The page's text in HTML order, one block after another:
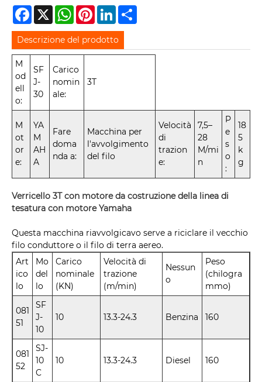
Facebook
X WhatsAppPinterestLinkedIn
Descrizione del prodotto
M
od
ell
o:
SF
J-
30
Carico
nomin
ale:
3T
M
ot
or
e:
YA
M
AH
A
Fare
doma
nda a:
Macchina per
l'avvolgimento
del filo
Velocità
di
trazion
e:
7,5–
28
M/mi
n
P
e
s
o
:
18
5
k
g
Verricello 3T con motore da costruzione della linea di
tesatura con motore Yamaha
Questa macchina riavvolgicavo serve a riciclare il vecchio
filo conduttore o il filo di terra aereo.
Art
ico
lo
Mo
del
lo
Carico
nominale
(KN)
Velocità di
trazione
(m/min)
Nessun
o
Peso
(chilogra
mmo)
081
51
SF
J-
10
10 13.3-24.3 Benzina 160
081
52
SJ-
10
C
10 13.3-24.3 Diesel 160